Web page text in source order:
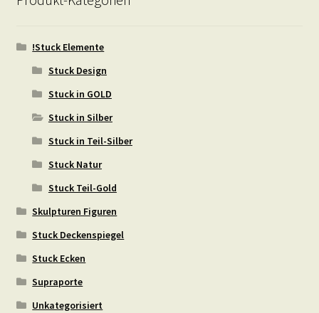
!Stuck Elemente
Stuck Design
Stuck in GOLD
Stuck in Silber
Stuck in Teil-Silber
Stuck Natur
Stuck Teil-Gold
Skulpturen Figuren
Stuck Deckenspiegel
Stuck Ecken
Supraporte
Unkategorisiert